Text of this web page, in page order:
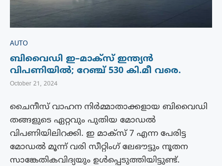
AUTO
ബിവൈഡി ഇ–മാക്സ് ഇന്ത്യൻ
വിപണിയിൽ; റേഞ്ച് 530 കി.മീ വരെ.
October 21, 2024
ചൈനീസ് വാഹന നിർമ്മാതാക്കളായ ബിവൈഡി
തങ്ങളുടെ ഏറ്റവും പുതിയ മോഡൽ
വിപണിയിലിറക്കി. ഇ മാക്സ് 7 എന്ന പേരിട്ട
മോഡൽ മൂന്ന് വരി സീറ്റിംഗ് ലേഔട്ടും നൂതന
സാങ്കേതികവിദ്യയും ഉൾപ്പെടുത്തിയിട്ടുണ്ട്.